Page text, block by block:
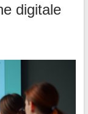
digitale